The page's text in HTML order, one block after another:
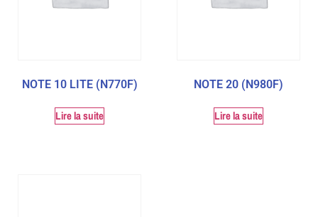
NOTE 10 LITE (N770F)
Lire la suite
NOTE 20 (N980F)
Lire la suite